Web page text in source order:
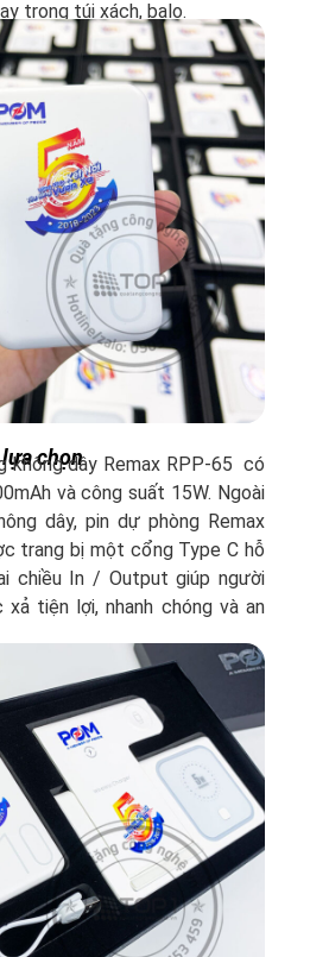
trong túi xách, balo.
chọn
không dây Remax RPP-65 có
và công suất 15W. Ngoài
dây, pin dự phòng Remax
trang bị một cổng Type C hỗ
chiều In / Output giúp người
tiện lợi, nhanh chóng và an